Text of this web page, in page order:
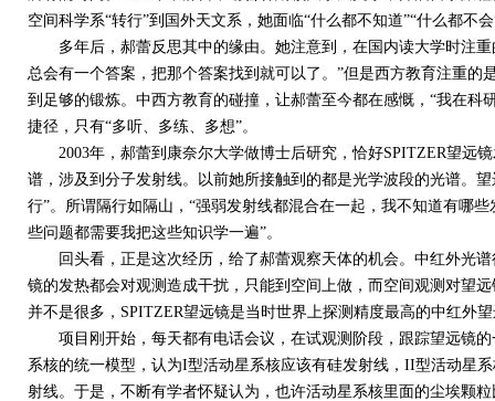
空间科学系“转行”到国外天文系，她面临“什么都不知道”“什么都不
多年后，郝蕾反思其中的缘由。她注意到，在国内读大学时注重
总会有一个答案，把那个答案找到就可以了。”但是西方教育注重的
到足够的锻炼。中西方教育的碰撞，让郝蕾至今都在感慨，“我在科
捷径，只有“多听、多练、多想”。
2003年，郝蕾到康奈尔大学做博士后研究，恰好SPITZER望远镜
谱，涉及到分子发射线。以前她所接触到的都是光学波段的光谱。
行”。所谓隔行如隔山，“强弱发射线都混合在一起，我不知道有哪
些问题都需要我把这些知识学一遍”。
回头看，正是这次经历，给了郝蕾观察天体的机会。中红外光谱
镜的发热都会对观测造成干扰，只能到空间上做，而空间观测对望
并不是很多，SPITZER望远镜是当时世界上探测精度最高的中红外
项目刚开始，每天都有电话会议，在试观测阶段，跟踪望远镜的
系核的统一模型，认为I型活动星系核应该有硅发射线，II型活动星
射线。于是，不断有学者怀疑认为，也许活动星系核里面的尘埃颗